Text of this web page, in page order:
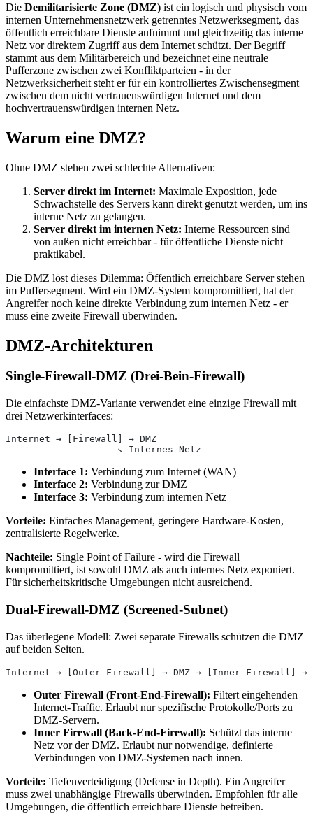
Die Demilitarisierte Zone (DMZ) ist ein logisch und physisch vom
internen Unternehmensnetzwerk getrenntes Netzwerksegment, das
öffentlich erreichbare Dienste aufnimmt und gleichzeitig das interne
Netz vor direktem Zugriff aus dem Internet schützt. Der Begriff
stammt aus dem Militärbereich und bezeichnet eine neutrale
Pufferzone zwischen zwei Konfliktparteien - in der
Netzwerksicherheit steht er für ein kontrolliertes Zwischensegment
zwischen dem nicht vertrauenswürdigen Internet und dem
hochvertrauenswürdigen internen Netz.
Warum eine DMZ?
Ohne DMZ stehen zwei schlechte Alternativen:
Server direkt im Internet: Maximale Exposition, jede
Schwachstelle des Servers kann direkt genutzt werden, um ins
interne Netz zu gelangen.
Server direkt im internen Netz: Interne Ressourcen sind
von außen nicht erreichbar - für öffentliche Dienste nicht
praktikabel.
Die DMZ löst dieses Dilemma: Öffentlich erreichbare Server stehen
im Puffersegment. Wird ein DMZ-System kompromittiert, hat der
Angreifer noch keine direkte Verbindung zum internen Netz - er
muss eine zweite Firewall überwinden.
DMZ-Architekturen
Single-Firewall-DMZ (Drei-Bein-Firewall)
Die einfachste DMZ-Variante verwendet eine einzige Firewall mit
drei Netzwerkinterfaces:
Internet → [Firewall] → DMZ
                    ↘ Internes Netz
Interface 1: Verbindung zum Internet (WAN)
Interface 2: Verbindung zur DMZ
Interface 3: Verbindung zum internen Netz
Vorteile: Einfaches Management, geringere Hardware-Kosten,
zentralisierte Regelwerke.
Nachteile: Single Point of Failure - wird die Firewall
kompromittiert, ist sowohl DMZ als auch internes Netz exponiert.
Für sicherheitskritische Umgebungen nicht ausreichend.
Dual-Firewall-DMZ (Screened-Subnet)
Das überlegene Modell: Zwei separate Firewalls schützen die DMZ
auf beiden Seiten.
Internet → [Outer Firewall] → DMZ → [Inner Firewall] →
Outer Firewall (Front-End-Firewall): Filtert eingehenden
Internet-Traffic. Erlaubt nur spezifische Protokolle/Ports zu
DMZ-Servern.
Inner Firewall (Back-End-Firewall): Schützt das interne
Netz vor der DMZ. Erlaubt nur notwendige, definierte
Verbindungen von DMZ-Systemen nach innen.
Vorteile: Tiefenverteidigung (Defense in Depth). Ein Angreifer
muss zwei unabhängige Firewalls überwinden. Empfohlen für alle
Umgebungen, die öffentlich erreichbare Dienste betreiben.